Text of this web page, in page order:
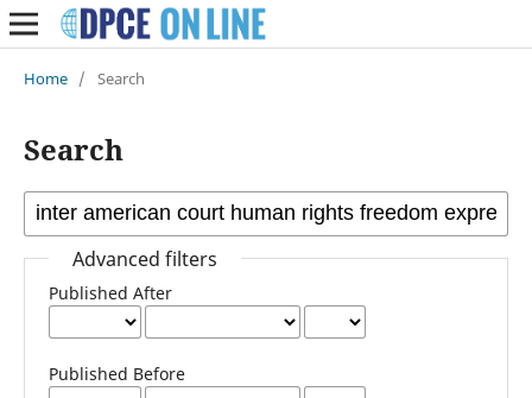
Home / Search
Search
Advanced filters
Published After
Published Before